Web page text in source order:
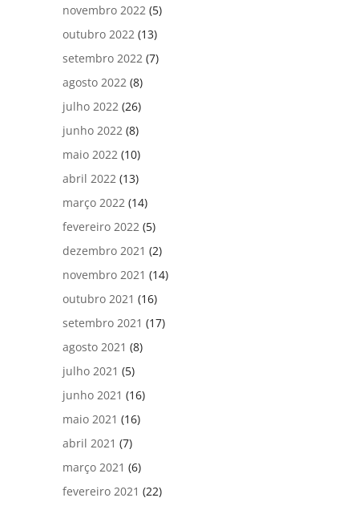
novembro 2022 (5)
outubro 2022 (13)
setembro 2022 (7)
agosto 2022 (8)
julho 2022 (26)
junho 2022 (8)
maio 2022 (10)
abril 2022 (13)
março 2022 (14)
fevereiro 2022 (5)
dezembro 2021 (2)
novembro 2021 (14)
outubro 2021 (16)
setembro 2021 (17)
agosto 2021 (8)
julho 2021 (5)
junho 2021 (16)
maio 2021 (16)
abril 2021 (7)
março 2021 (6)
fevereiro 2021 (22)